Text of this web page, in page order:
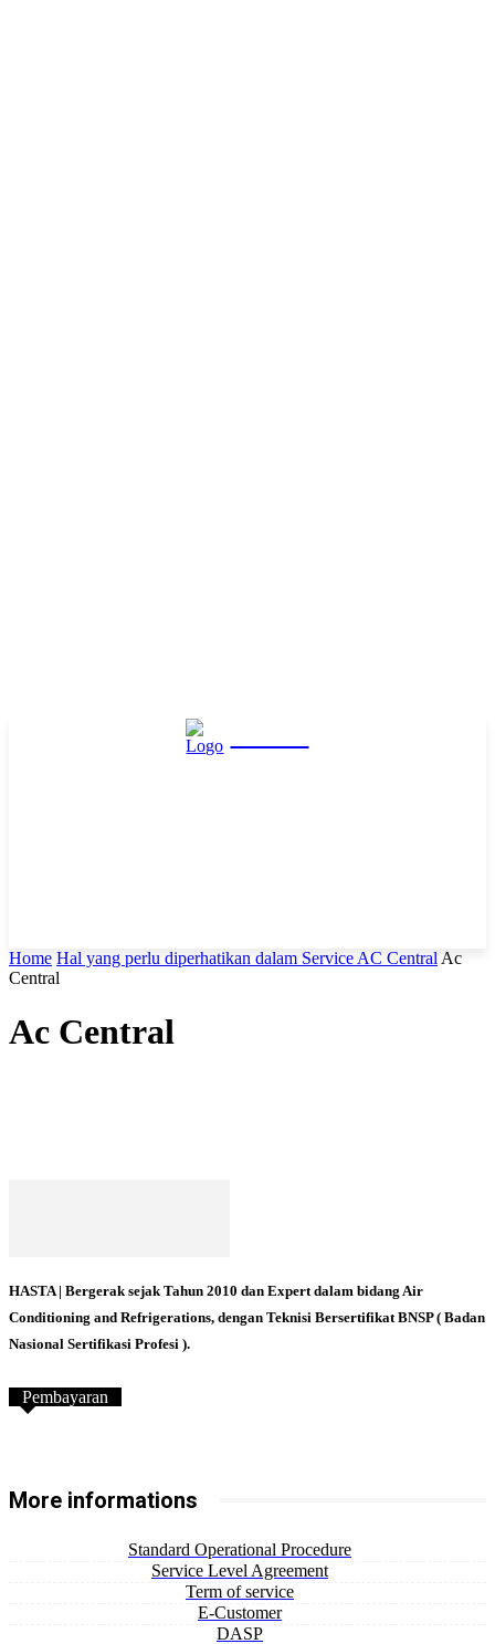
Home Hal yang perlu diperhatikan dalam Service AC Central Ac
Central
Ac Central
HASTA | Bergerak sejak Tahun 2010 dan Expert dalam bidang Air
Conditioning and Refrigerations, dengan Teknisi Bersertifikat BNSP ( Badan
Nasional Sertifikasi Profesi ).
Pembayaran
More informations
Standard Operational Procedure
Service Level Agreement
Term of service
E-Customer
DASP